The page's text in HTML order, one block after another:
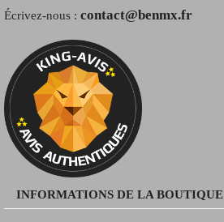
Écrivez-nous : contact@benmx.fr
INFORMATIONS DE LA BOUTIQUE